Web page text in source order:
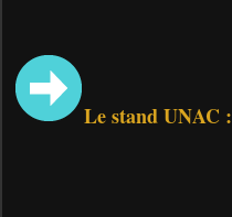
Le stand UNAC :